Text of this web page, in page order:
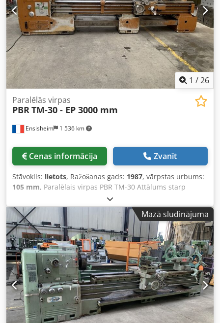
Aizmugurējais atbalsts CM6 Motora jauda: 13 ZS Auto
šķērsvirziena un gareniskā padeve Izmantots ātrsajūgs
Eļļas tvertne Izmēri (G x P x A): 6500 x 1800 x 1900 mm
Dcjdpfx Ajzmwrusb Tok Svars: apm. 7 t
1 /26
Ensisheim 1 536 km
Paralēlās virpas
PBRTM-30 - EP 3000 mm
Cenas informācija Zvanīt
Stāvoklis: lietots, Ražošanas gads: 1987, vārpstas urbums:
105 mm, Paralēlais virpas PBR TM-30 Attālums starp
centriem: 3000 mm Maks. Ø virs gultas: 620 mm Maks. Ø
virs virpošanas slidas: 400 mm Maks. diametrs izgrieztā
gultā: 860 mm Vārpstas diametrs: Ø 105 mm Vārpstas
apgriezieni: no 15 līdz 1500 apgr./min 3 žokļu patrona Ø
315 mm Ražošanas gads: 1987 Motors: 15 ZS Vītnes:
metriskā + Whitworth Aizmugures centrs: CM5 2 asu
digitālais displejs Aprīkots ar: vienu 3 punktu fiksēto
atbalstu Dodpfx Abszmwq De Tock Ātrā padeve
nedarbojas: 1 virziena automātiskā X + Z padeve nav
funkcionāla Spriegums: 380 V Izmēri (G x P x A): 4900 x
1500 x 1700 mm Svars: 4,5 t
Mazā sludinājuma